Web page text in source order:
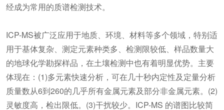
经成为常用的质谱检测技术。
ICP-MS被广泛应用于地质、环境、材料等多个领域，特别适
用于基体复杂、测定元素种类多、检测限较低、样品数量大
的地球化学勘探样品，在土壤检测中也有着明显优势。主要
体现在：(1)多元素快速分析，可在几十秒内定性及定量分析
质量数从6到260的几乎所有金属元素及部分非金属元素。(2)
灵敏度高，检出限低。(3)干扰较少。ICP-MS 的谱图比较简